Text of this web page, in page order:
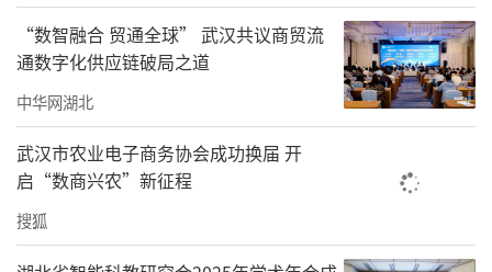
“数智融合 贸通全球” 武汉共议商贸流
通数字化供应链破局之道
中华网湖北
武汉市农业电子商务协会成功换届 开
启“数商兴农”新征程
搜狐